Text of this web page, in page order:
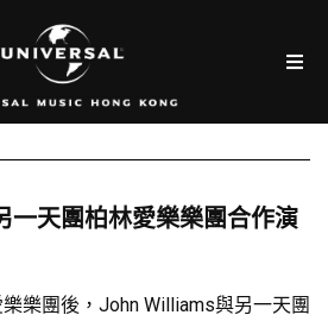
一天團柏林愛樂樂團合作演
樂團後，John Williams與另一天團